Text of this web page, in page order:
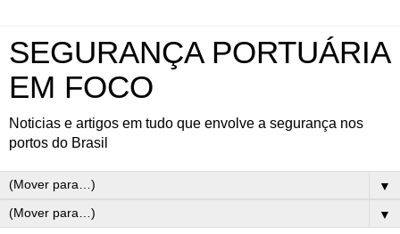
SEGURANÇA PORTUÁRIA
EM FOCO
Noticias e artigos em tudo que envolve a segurança nos
portos do Brasil
▼
▼